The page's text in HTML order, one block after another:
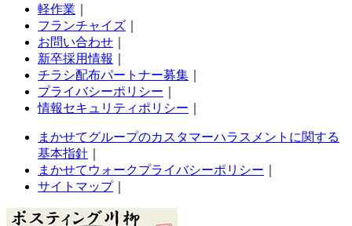
軽作業
フランチャイズ
お問い合わせ
新卒採用情報
チラシ配布パートナー募集
プライバシーポリシー
情報セキュリティポリシー
まかせてグループのカスタマーハラスメントに関する
基本指針
まかせてウォークプライバシーポリシー
サイトマップ｜